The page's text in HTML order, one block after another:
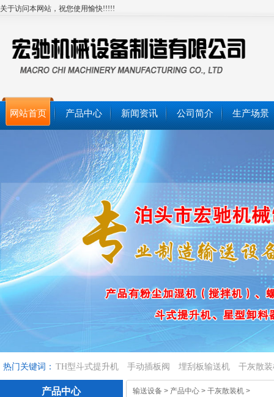
关于访问本网站，祝您使用愉快!!!!!
网站首页 产品中心 新闻资讯 公司简介 生产场景
热门关键词： TH型斗式提升机 手动插板阀 埋刮板输送机 干灰散
产品中心 输送设备 > 产品中心 > 干灰散装机 >